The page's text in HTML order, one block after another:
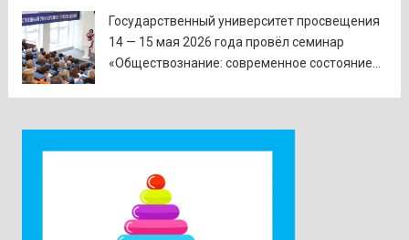
образовательных стандартов через обмен...
Читать дальше
Государственном университете просвещения
Государственный университет просвещения
14 — 15 мая 2026 года провёл семинар
«Обществознание: современное состояние
Наталия Александровна Наумова отметила,
что...Читать дальше